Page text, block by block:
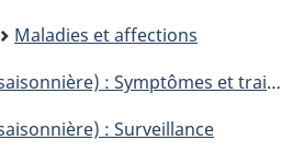
Maladies et affections
: Symptômes et traitement
: Surveillance